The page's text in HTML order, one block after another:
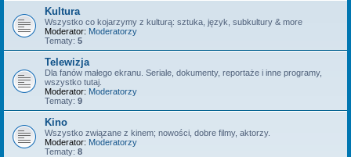
Kultura
Wszystko co kojarzymy z kulturą: sztuka, język, subkultury & more
Moderator: Moderatorzy
Tematy: 5
Telewizja
Dla fanów małego ekranu. Seriale, dokumenty, reportaże i inne programy,
wszystko tutaj.
Moderator: Moderatorzy
Tematy: 9
Kino
Wszystko związane z kinem; nowości, dobre filmy, aktorzy.
Moderator: Moderatorzy
Tematy: 8